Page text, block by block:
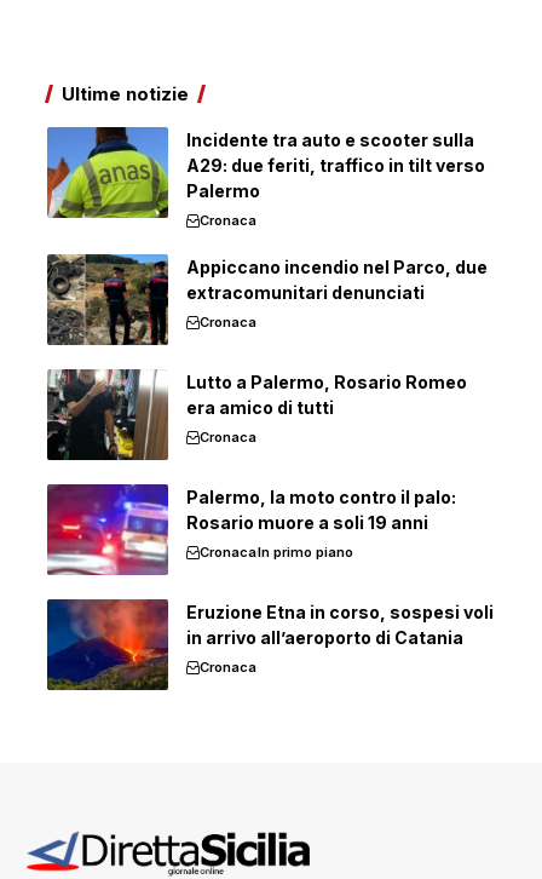
Ultime notizie
Incidente tra auto e scooter sulla
A29: due feriti, traffico in tilt verso
Palermo
Cronaca
Appiccano incendio nel Parco, due
extracomunitari denunciati
Cronaca
Lutto a Palermo, Rosario Romeo
era amico di tutti
Cronaca
Palermo, la moto contro il palo:
Rosario muore a soli 19 anni
CronacaIn primo piano
Eruzione Etna in corso, sospesi voli
in arrivo all’aeroporto di Catania
Cronaca